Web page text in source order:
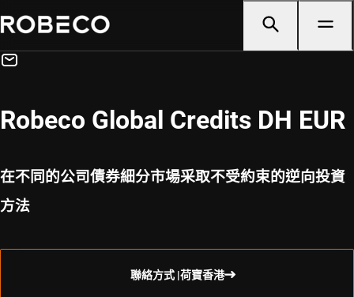
Robeco Global Credits DH EUR
在不同的公司債券細分市場采取不受約束的逆向投資
方法
聯絡方式 |荷寶香港